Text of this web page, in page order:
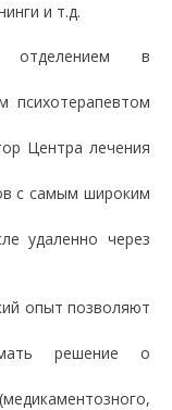
и т.д.
отделением в
психотерапевтом
Центра лечения
с самым широким
удаленно через
опыт позволяют
решение о